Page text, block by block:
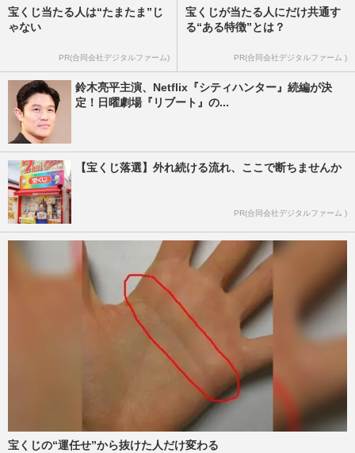
宝くじ当たる人は“たまたま”じ
ゃない
PR(合同会社デジタルファーム)
宝くじが当たる人にだけ共通す
る“ある特徴”とは？
PR(合同会社デジタルファーム )
鈴木亮平主演、Netflix『シティハンター』続編が決
定！日曜劇場『リブート』の...
【宝くじ落選】外れ続ける流れ、ここで断ちませんか
PR(合同会社デジタルファーム )
宝くじの“運任せ”から抜けた人だけ変わる